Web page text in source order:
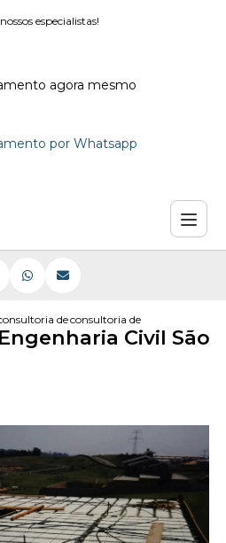
especialistas!
agora mesmo
por Whatsapp
engenhariade engenharia civil
consultoria de engenharia civil
Civil São